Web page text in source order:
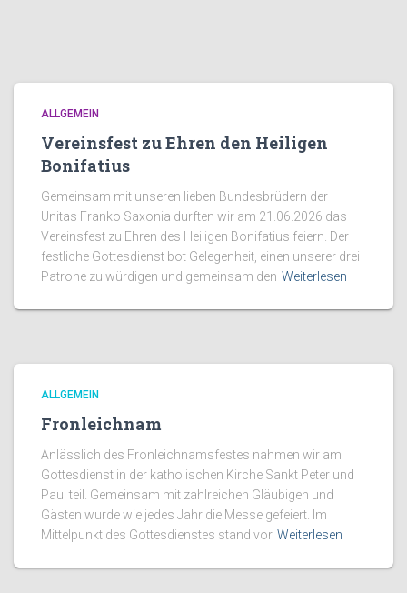
ALLGEMEIN
Vereinsfest zu Ehren den Heiligen
Bonifatius
Gemeinsam mit unseren lieben Bundesbrüdern der
Unitas Franko Saxonia durften wir am 21.06.2026 das
Vereinsfest zu Ehren des Heiligen Bonifatius feiern. Der
festliche Gottesdienst bot Gelegenheit, einen unserer drei
Patrone zu würdigen und gemeinsam den Weiterlesen
ALLGEMEIN
Fronleichnam
Anlässlich des Fronleichnamsfestes nahmen wir am
Gottesdienst in der katholischen Kirche Sankt Peter und
Paul teil. Gemeinsam mit zahlreichen Gläubigen und
Gästen wurde wie jedes Jahr die Messe gefeiert. Im
Mittelpunkt des Gottesdienstes stand vor Weiterlesen